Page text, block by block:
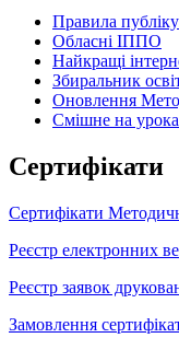
Правила
Обласні ІППО
Найкращі
Збиральник
Оновлення
Cмішне на
Сертифікати
Сертифікати
Реєстр електронних
Реєстр заявок
Замовлення